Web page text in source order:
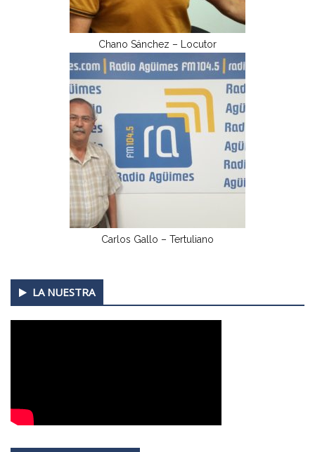
Chano Sánchez – Locutor
Carlos Gallo – Tertuliano
Secondary
Sidebar
LA NUESTRA